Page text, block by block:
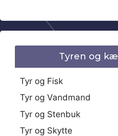
Tyren og
Tyr og Fisk
Tyr og Vandmand
Tyr og Stenbuk
Tyr og Skytte